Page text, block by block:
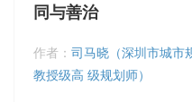
同与善治
作者： 司马晓（深圳市城市
教授级高 级规划师）